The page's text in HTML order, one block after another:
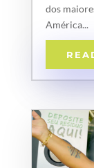
dos
América...